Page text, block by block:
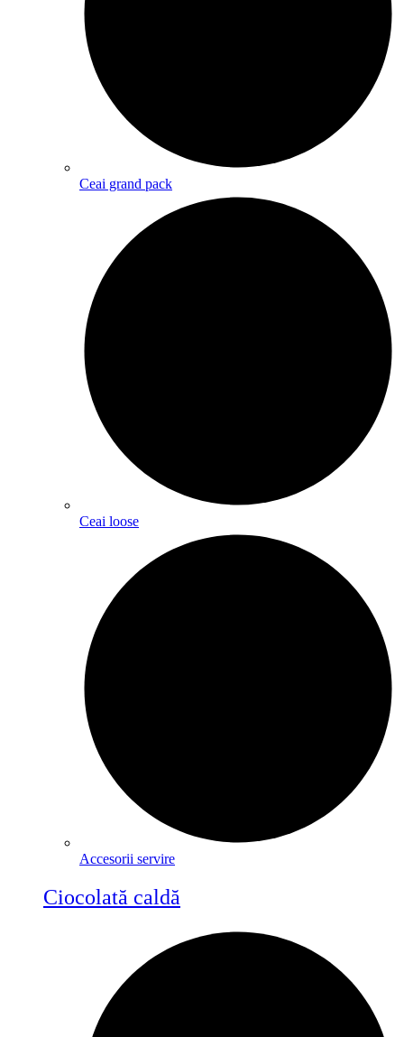
Ceai grand pack
Ceai loose
Accesorii servire
Ciocolată caldă